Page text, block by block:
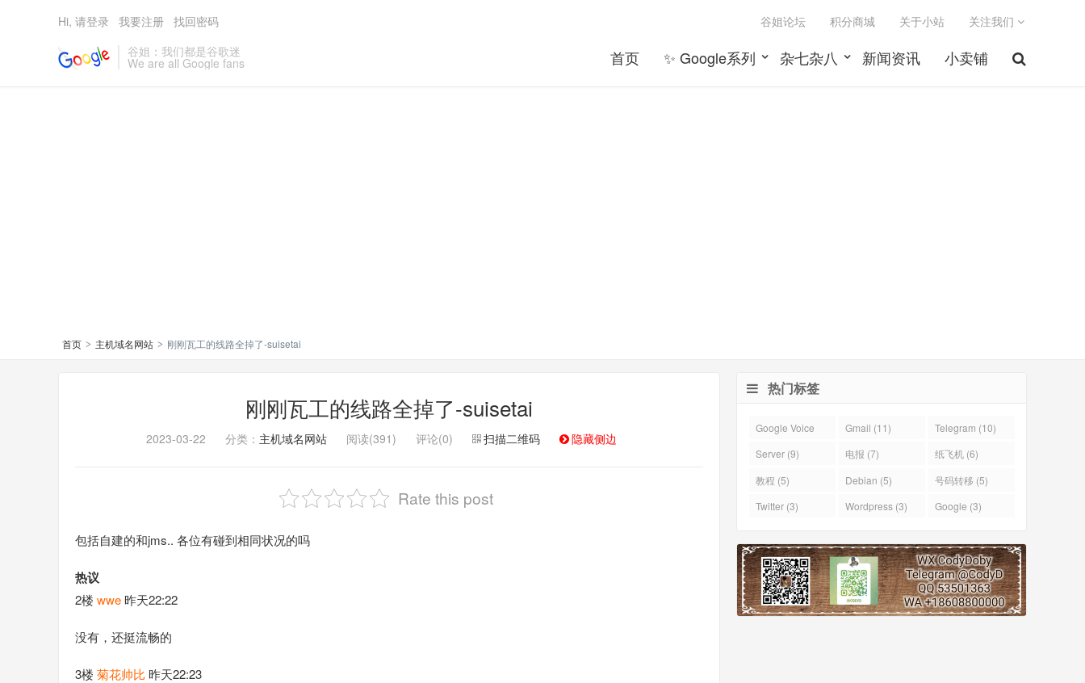
谷姐：我们都是谷歌迷
We are all Google fans 首页 ✨ Google系列 杂七杂八 新闻资讯 小卖铺
谷姐论坛 积分商城 关于小站 关注我们
Hi, 请登录 我要注册 找回密码
首页 > 主机域名网站 > 刚刚瓦工的线路全掉了-suisetai
刚刚瓦工的线路全掉了-suisetai
2023-03-22 分类： 主机域名网站 阅读(391) 评论(0) 扫描二维码 隐藏侧边
Rate this post
包括自建的和jms.. 各位有碰到相同状况的吗
热议
2楼 wwe 昨天22:22
没有，还挺流畅的
3楼 菊花帅比 昨天22:23
热门标签
Google Voice
(43)
Gmail (11)
Telegram (10)
Server (9)
电报 (7)
纸飞机 (6)
教程 (5)
Debian (5)
号码转移 (5)
Twitter (3)
Wordpress (3) Google (3)